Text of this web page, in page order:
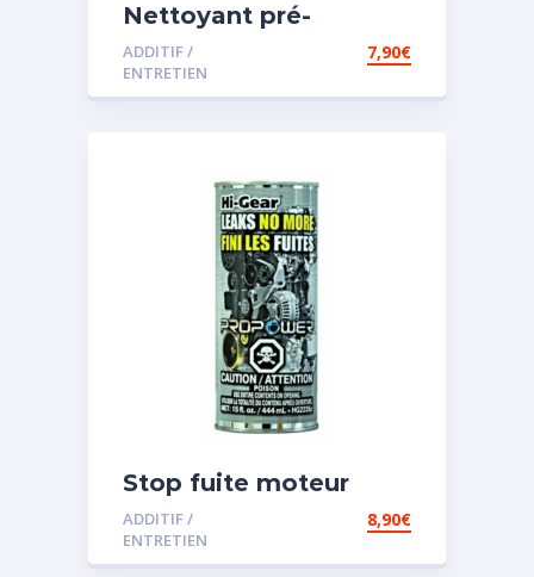
Nettoyant pré-
vidange
ADDITIF /
ENTRETIEN
7,90€
Stop fuite moteur
ADDITIF /
ENTRETIEN
8,90€